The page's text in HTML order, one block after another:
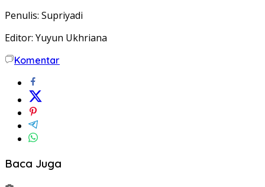
Penulis: Supriyadi
Editor: Yuyun Ukhriana
Komentar
Baca Juga